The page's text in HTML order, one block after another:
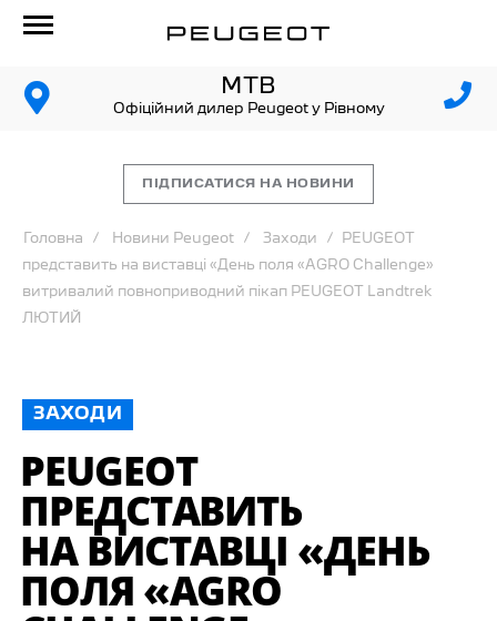
МТВ
Офіційний дилер Peugeot у Рівному
ПІДПИСАТИСЯ НА НОВИНИ
Головна Новини Peugeot Заходи PEUGEOT
представить на виставці «День поля «AGRO Challenge»
витривалий повноприводний пікап PEUGEOT Landtrek
ЛЮТИЙ
ЗАХОДИ
PEUGEOT
ПРЕДСТАВИТЬ
НА ВИСТАВЦІ «ДЕНЬ
ПОЛЯ «AGRO